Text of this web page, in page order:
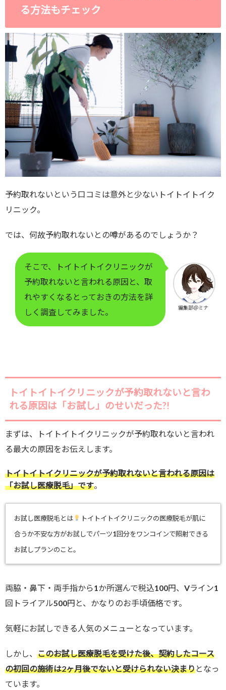
る方法もチェック
予約取れないという口コミは意外と少ないトイトイトイク
リニック。
では、何故予約取れないとの噂があるのでしょうか？
そこで、トイトイトイクリニックが
予約取れないと言われる原因と、取
れやすくなるとっておきの方法を詳
しく調査してみました。
編集部＠ミナ
トイトイトイクリニックが予約取れないと言わ
れる原因は「お試し」のせいだった?!
まずは、トイトイトイクリニックが予約取れないと言われ
る最大の原因をお伝えします。
トイトイトイクリニックが予約取れないと言われる原因は
「お試し医療脱毛」です。
お試し医療脱毛とは
トイトイトイクリニックの医療脱毛が肌に
合うか不安な方がお試しでパーツ1回分をワンコインで照射できる
お試しプランのこと。
両脇・鼻下・両手指から1か所選んで税込100円、Vライン1
回トライアル500円と、かなりのお手頃価格です。
気軽にお試しできる人気のメニューとなっています。
しかし、 このお試し医療脱毛を受けた後、契約したコース
の初回の施術は2ヶ月後でないと受けられない決まりとなっ
ています。